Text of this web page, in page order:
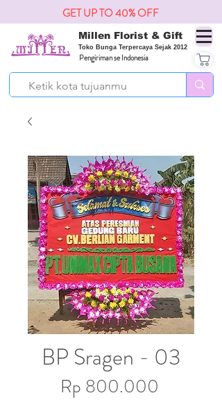
Millen Florist & Gift
Toko Bunga Terpercaya Sejak 2012
Pengiriman se Indonesia
GET UP TO 40% OFF
BP Sragen - 03
Rp 800.000